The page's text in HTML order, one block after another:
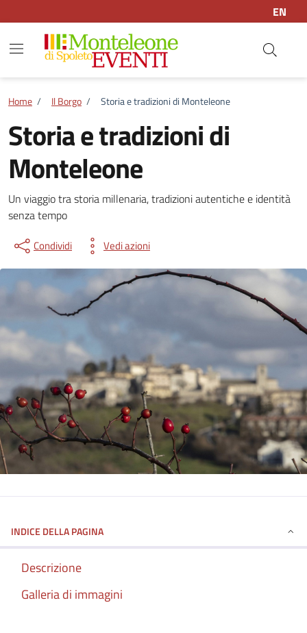
EN
Home / Il Borgo / Storia e tradizioni di Monteleone
Storia e tradizioni di
Monteleone
Storia e tradizioni di
Un viaggio tra storia millenaria, tradizioni autentiche e identità
senza tempo
Condividi Vedi azioni
INDICE DELLA PAGINA
Descrizione
Galleria di immagini